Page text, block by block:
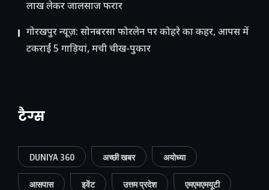
लाख लेकर जालसाज फरार
गोरखपुर न्यूज़: सोनबरसा फोरलेन पर कोहरे का कहर, आपस में
टकराईं 5 गाड़ियां, मची चीख-पुकार
टैग्स
DUNIYA 360 अच्छी खबर अयोध्या
आसपास इवेंट उत्तम प्रदेश एमएमएमयूटी